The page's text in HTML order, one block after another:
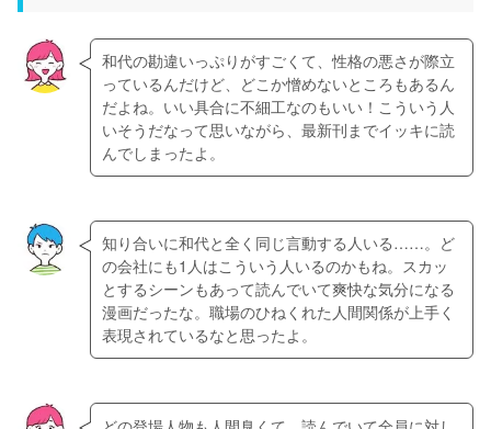
和代の勘違いっぷりがすごくて、性格の悪さが際立
っているんだけど、どこか憎めないところもあるん
だよね。いい具合に不細工なのもいい！こういう人
いそうだなって思いながら、最新刊までイッキに読
んでしまったよ。
知り合いに和代と全く同じ言動する人いる……。ど
の会社にも1人はこういう人いるのかもね。スカッ
とするシーンもあって読んでいて爽快な気分になる
漫画だったな。職場のひねくれた人間関係が上手く
表現されているなと思ったよ。